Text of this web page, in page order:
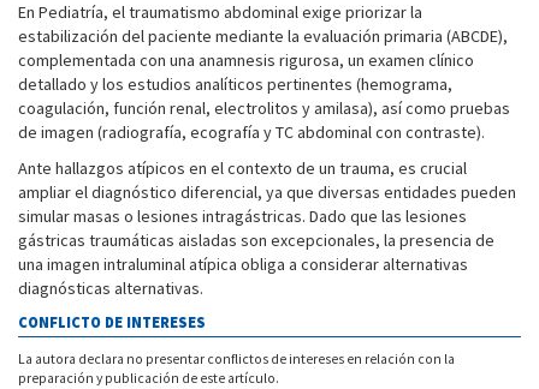
En Pediatría, el traumatismo abdominal exige priorizar la
estabilización del paciente mediante la evaluación primaria (ABCDE),
complementada con una anamnesis rigurosa, un examen clínico
detallado y los estudios analíticos pertinentes (hemograma,
coagulación, función renal, electrolitos y amilasa), así como pruebas
de imagen (radiografía, ecografía y TC abdominal con contraste).
Ante hallazgos atípicos en el contexto de un trauma, es crucial
ampliar el diagnóstico diferencial, ya que diversas entidades pueden
simular masas o lesiones intragástricas. Dado que las lesiones
gástricas traumáticas aisladas son excepcionales, la presencia de
una imagen intraluminal atípica obliga a considerar alternativas
diagnósticas alternativas.
CONFLICTO DE INTERESES
La autora declara no presentar conflictos de intereses en relación con la
preparación y publicación de este artículo.